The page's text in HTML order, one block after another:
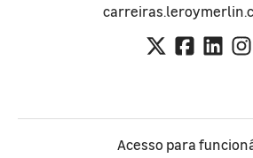
Acesso para